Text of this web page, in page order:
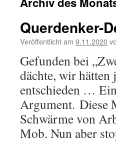
Querdenker-
Veröffentlicht am 9.11.2020
Gefunden bei
dächte, wir
entschieden …
Argument. Diese
Schwärme von
Mob. Nun aber